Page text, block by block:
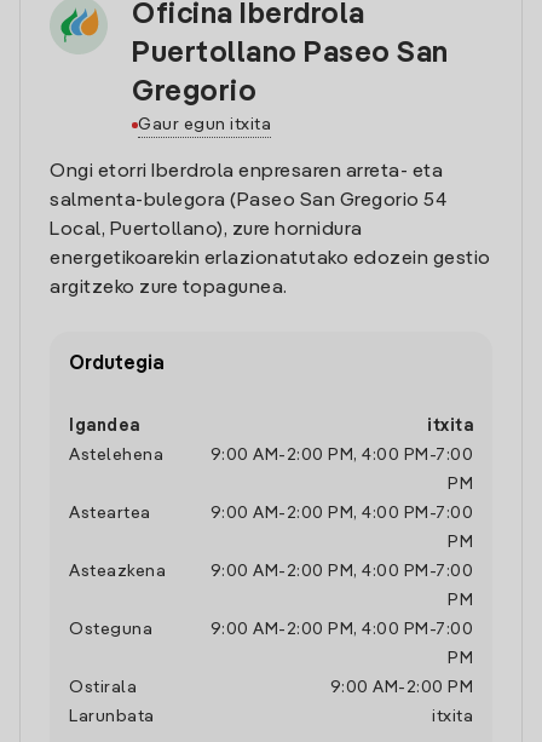
Oficina Iberdrola
Puertollano Paseo San
Gregorio
Gaur egun itxita
Ongi etorri Iberdrola enpresaren arreta- eta
salmenta-bulegora (Paseo San Gregorio 54
Local, Puertollano), zure hornidura
energetikoarekin erlazionatutako edozein gestio
argitzeko zure topagunea.
Ordutegia
Igandea
itxita
Astelehena
9:00 AM - 2:00 PM , 4:00 PM -7:00
PM
Asteartea
9:00 AM - 2:00 PM , 4:00 PM -7:00
PM
Asteazkena
9:00 AM - 2:00 PM , 4:00 PM -7:00
PM
Osteguna
9:00 AM - 2:00 PM , 4:00 PM -7:00
PM
Ostirala
9:00 AM - 2:00 PM
Larunbata
itxita